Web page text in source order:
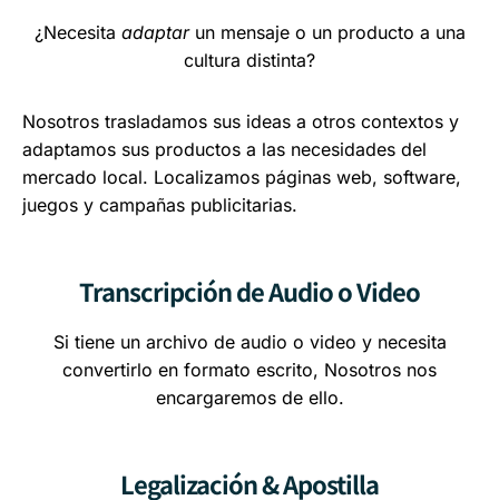
¿Necesita adaptarun mensaje o un producto a una
cultura distinta?
Nosotros trasladamos sus ideas a otros contextos y
adaptamos sus productos a las necesidades del
mercado local. Localizamos páginas web, software,
juegos y campañas publicitarias.
Transcripción de Audio o Video
Si tiene un archivo de audio o video y necesita
convertirlo en formato escrito, Nosotros nos
encargaremos de ello.
Legalización & Apostilla